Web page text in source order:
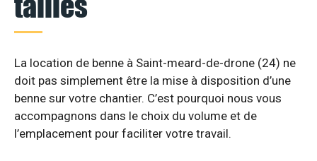
La location de benne à Saint-meard-de-drone (24) ne
doit pas simplement être la mise à disposition d’une
benne sur votre chantier. C’est pourquoi nous vous
accompagnons dans le choix du volume et de
l’emplacement pour faciliter votre travail.